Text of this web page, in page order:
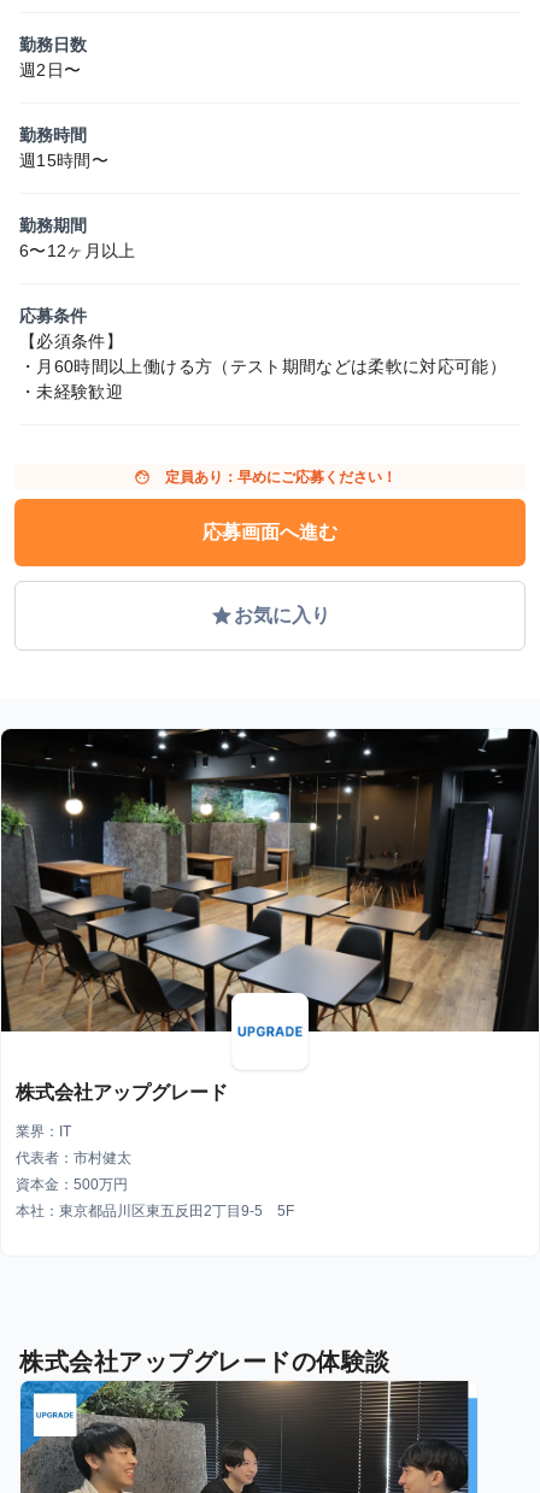
勤務日数
週2日〜
勤務時間
週15時間〜
勤務期間
6〜12ヶ月以上
応募条件
【必須条件】
・月60時間以上働ける方（テスト期間などは柔軟に対応可能）
・未経験歓迎
face 定員あり：早めにご応募ください！
応募画面へ進む
gradeお気に入り
株式会社アップグレード
業界：IT
代表者：市村健太
資本金：500万円
本社：東京都品川区東五反田2丁目9-5 5F
株式会社アップグレードの体験談